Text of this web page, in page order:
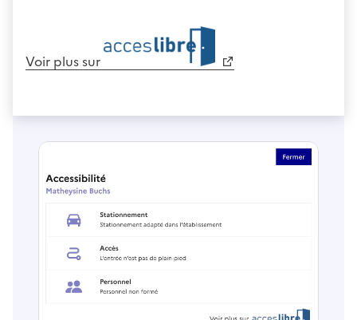
Voir plus sur